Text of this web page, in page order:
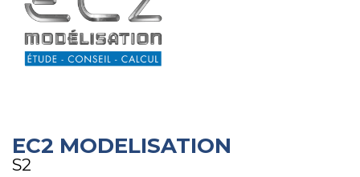
EC2 MODELISATION
S2